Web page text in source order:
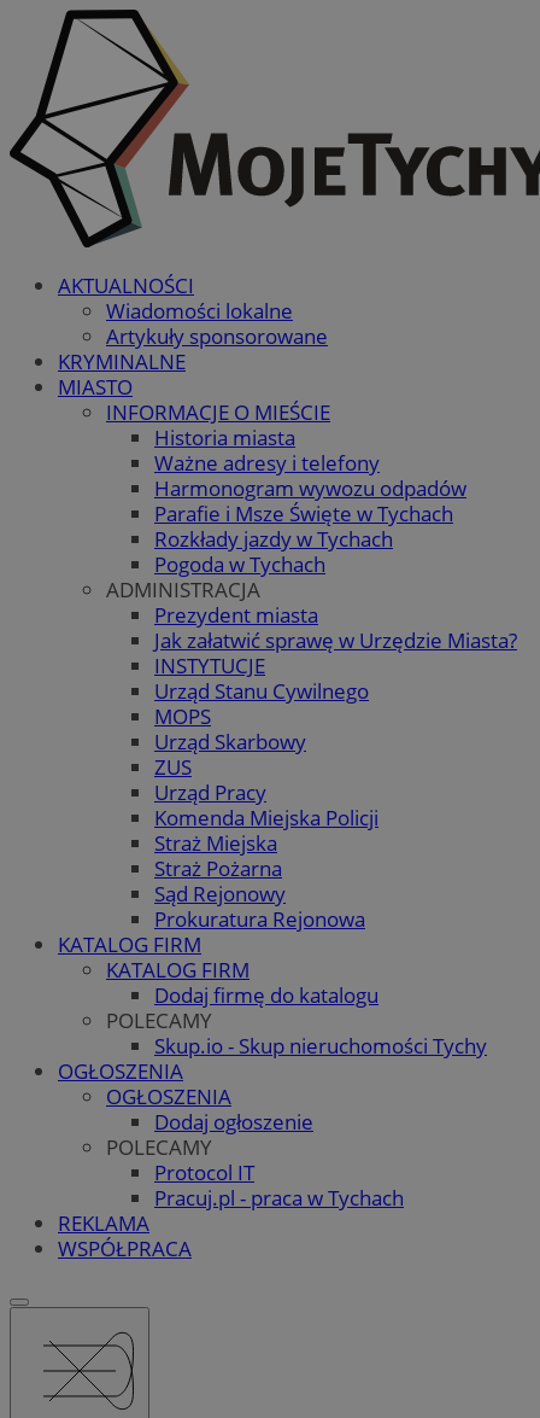
AKTUALNOŚCI
Wiadomości lokalne
Artykuły sponsorowane
KRYMINALNE
MIASTO
INFORMACJE O MIEŚCIE
Historia miasta
Ważne adresy i telefony
Harmonogram wywozu odpadów
Parafie i Msze Święte w Tychach
Rozkłady jazdy w Tychach
Pogoda w Tychach
ADMINISTRACJA
Prezydent miasta
Jak załatwić sprawę w Urzędzie Miasta?
INSTYTUCJE
Urząd Stanu Cywilnego
MOPS
Urząd Skarbowy
ZUS
Urząd Pracy
Komenda Miejska Policji
Straż Miejska
Straż Pożarna
Sąd Rejonowy
Prokuratura Rejonowa
KATALOG FIRM
KATALOG FIRM
Dodaj firmę do katalogu
POLECAMY
Skup.io - Skup nieruchomości Tychy
OGŁOSZENIA
OGŁOSZENIA
Dodaj ogłoszenie
POLECAMY
Protocol IT
Pracuj.pl - praca w Tychach
REKLAMA
WSPÓŁPRACA